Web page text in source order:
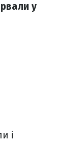
у
і